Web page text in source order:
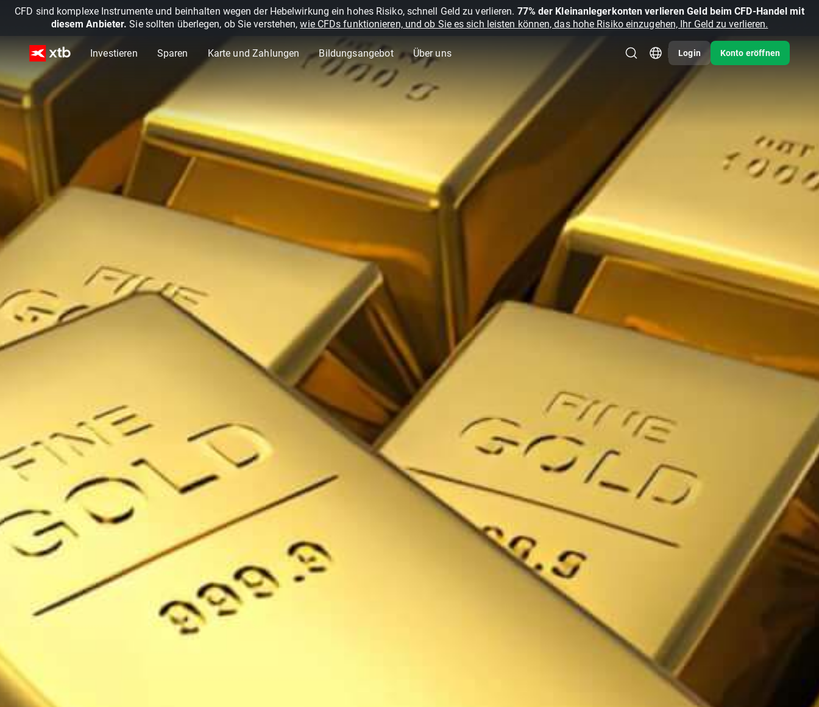
CFD sind komplexe Instrumente und beinhalten wegen der Hebelwirkung ein hohes Risiko, schnell Geld zu verlieren. 77% der Kleinanlegerkonten verlieren Geld beim CFD-Handel mit
diesem Anbieter. Sie sollten überlegen, ob Sie verstehen,wie CFDs funktionieren, und ob Sie es sich leisten können, das hohe Risiko einzugehen, Ihr Geld zu verlieren.
Investieren Sparen Karte und Zahlungen Bildungsangebot Über uns Login Konto eröffnen